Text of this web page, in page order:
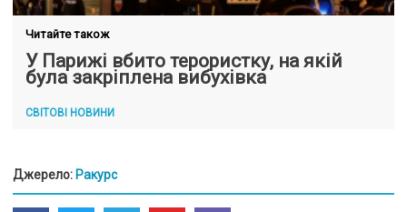
Читайте також
У Парижі вбито терористку, на якій
була закріплена вибухівка
СВІТОВІ НОВИНИ
Джерело: Ракурс